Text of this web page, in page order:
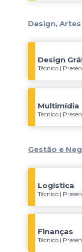
Design,
Design
Técnico |
Multimídia
Técnico |
Gestão e
Logística
Técnico |
Finanças
Técnico |